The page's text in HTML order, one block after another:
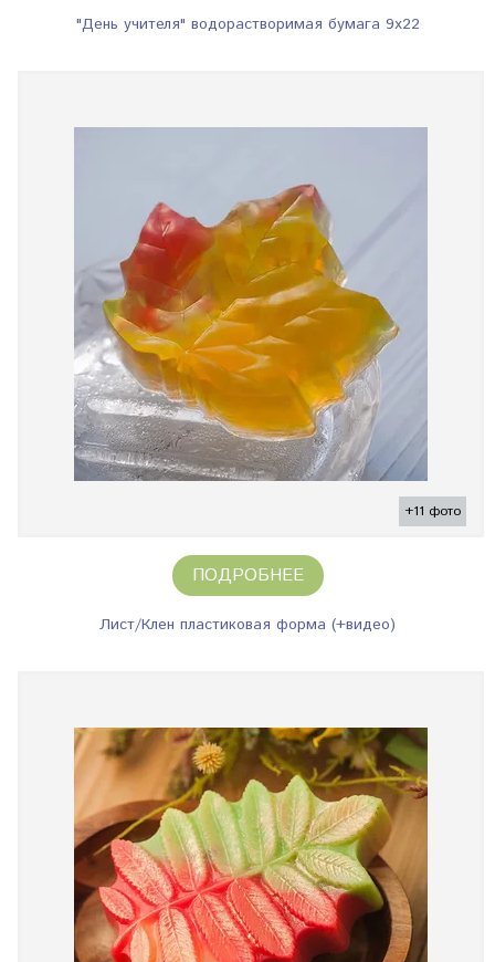
"День учителя" водорастворимая бумага 9х22
+11 фото
ПОДРОБНЕЕ
Лист/Клен пластиковая форма (+видео)